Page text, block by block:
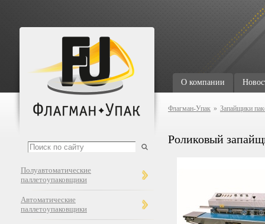
О компании
Полуавтоматические
паллетоупаковщики
Автоматические
паллетоупаковщики
Флагман-Упак » Запайщики
Роликовый